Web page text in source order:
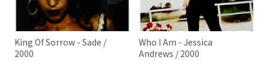
King Of Sorrow - Sade /
2000
Who I Am - Jessica
Andrews / 2000